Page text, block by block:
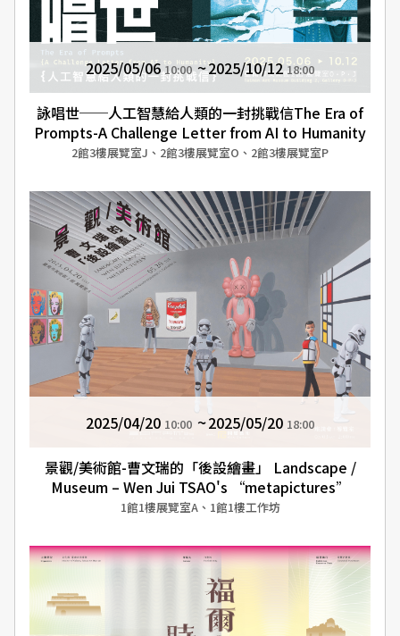
2025/05/06 10:00 2025/10/12 18:00
詠唱世──人工智慧給人類的一封挑戰信The Era of
Prompts-A Challenge Letter from AI to Humanity
2館3樓展覽室J、2館3樓展覽室O、2館3樓展覽室P
2025/04/20 10:00 2025/05/20 18:00
景觀/美術館-曹文瑞的「後設繪畫」 Landscape /
Museum – Wen Jui TSAO's “metapictures”
1館1樓展覽室A、1館1樓工作坊